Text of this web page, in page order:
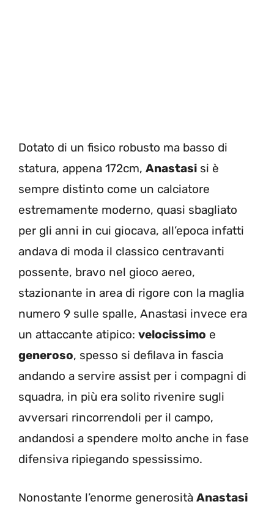
Dotato di un fisico robusto ma basso di
statura, appena 172cm, Anastasi si è
sempre distinto come un calciatore
estremamente moderno, quasi sbagliato
per gli anni in cui giocava, all’epoca infatti
andava di moda il classico centravanti
possente, bravo nel gioco aereo,
stazionante in area di rigore con la maglia
numero 9 sulle spalle, Anastasi invece era
un attaccante atipico: velocissimo e
generoso, spesso si defilava in fascia
andando a servire assist per i compagni di
squadra, in più era solito rivenire sugli
avversari rincorrendoli per il campo,
andandosi a spendere molto anche in fase
difensiva ripiegando spessissimo.
Nonostante l’enorme generosità Anastasi